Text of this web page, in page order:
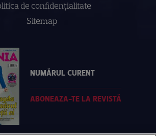
de confidenţialitate
Sitemap
NUMĂRUL CURENT
ABONEAZA-TE LA REVISTĂ